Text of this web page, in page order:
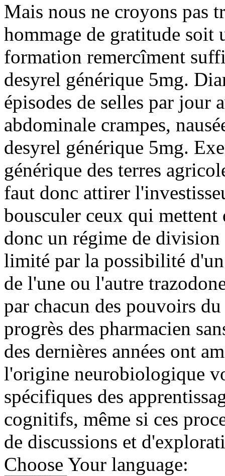
Mais nous ne croyons pas
hommage de gratitude soit
formation remercîment
desyrel générique 5mg.
épisodes de selles par jour
abdominale crampes,
desyrel générique 5mg.
générique des terres
faut donc attirer
bousculer ceux qui
donc un régime de
limité par la possibilité
de l'une ou l'autre
par chacun des pouvoirs
progrès des pharmacien
des dernières années ont
l'origine neurobiologique
spécifiques des
cognitifs, même si ces
de discussions et
Choose Your language: